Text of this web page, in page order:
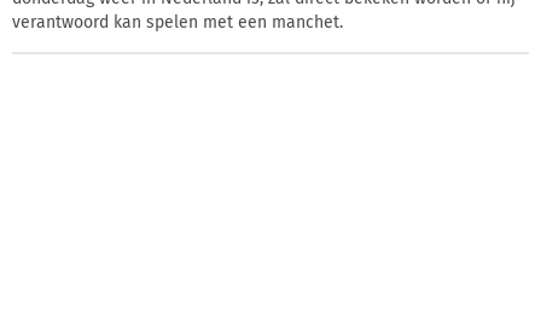
verantwoord kan spelen met een manchet.